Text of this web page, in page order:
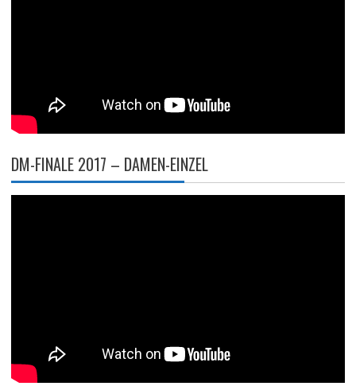
DM-FINALE 2017 – DAMEN-EINZEL